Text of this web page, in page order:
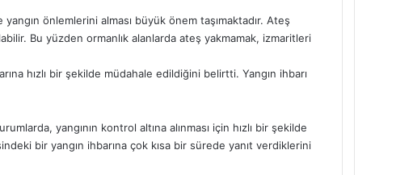
önlemlerini alması büyük önem taşımaktadır. Ateş
Bu yüzden ormanlık alanlarda ateş yakmamak, izmaritleri
hızlı bir şekilde müdahale edildiğini belirtti. Yangın ihbarı
yangının kontrol altına alınması için hızlı bir şekilde
bir yangın ihbarına çok kısa bir sürede yanıt verdiklerini